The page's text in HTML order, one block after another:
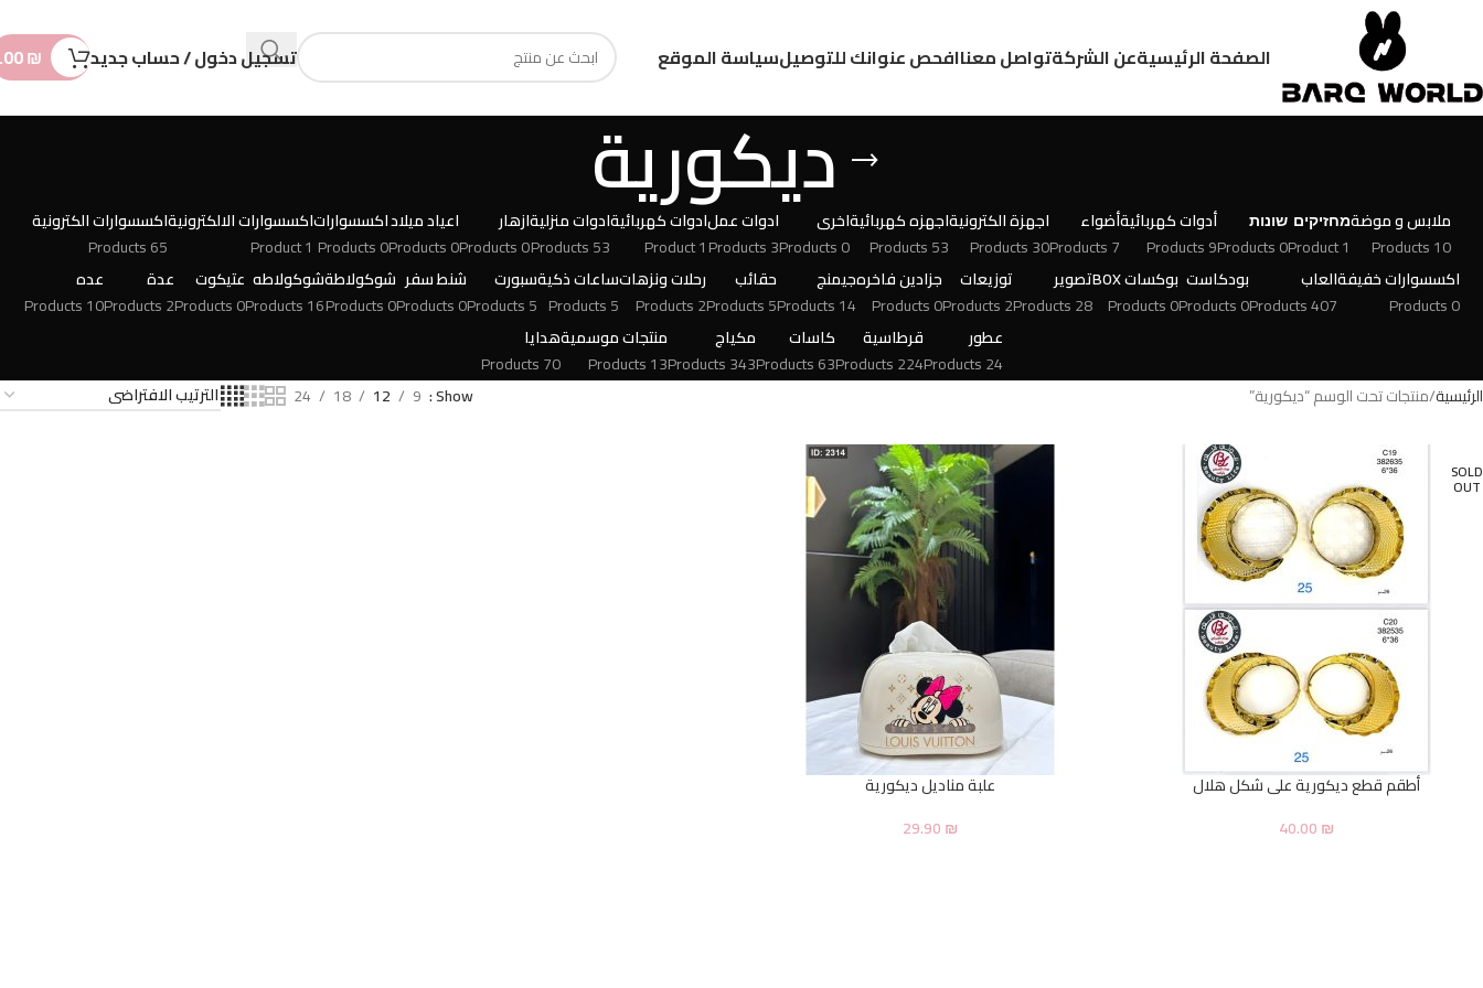
الصفحة الرئيسيةعن الشركةتواصل معناافحص عنوانك للتوصيلسياسة الموقع تسجيل دخول / حساب جديد ₪
ديكورية
ملابس و موضة
10 Products
מחזיקים
1 Product
שונות
0 Products
أدوات كهربائية
9 Products
أضواء
7 Products
اجهزة الكترونية
30 Products
اجهزه كهربائية
53 Products
اخرى
0 Products
ادوات عمل
3 Products
ادوات كهربائية
1 Product
ادوات منزلية
53 Products
ازهار
0 Products
اعياد ميلاد
0 Products
اكسسوارات
0 Products
اكسسوارات الالكترونية
1 Product
اكسسوارات الكترونية
65 Products
اكسسوارات خفيفة
0 Products
العاب
407 Products
بودكاست
0 Products
بوكسات BOX
0 Products
تصوير
28 Products
توزيعات
2 Products
جزادين فاخره
0 Products
جيمنج
14 Products
حقائب
5 Products
رحلات ونزهات
2 Products
ساعات ذكية
5 Products
سبورت
5 Products
شنط سفر
0 Products
شوكولاطة
0 Products
شوكولاطه
16 Products
عتيكوت
0 Products
عدة
2 Products
عده
10 Products
عطور
24 Products
قرطاسية
224 Products
كاسات
63 Products
مكياج
343 Products
منتجات موسمية
13 Products
هدايا
70 Products
الرئيسية منتجات تحت الوسم “ديكورية” Show
9
12
18
24
SOLD
OUT
أطقم قطع ديكورية على شكل هلال
40.00₪
علبة مناديل ديكورية
29.90₪